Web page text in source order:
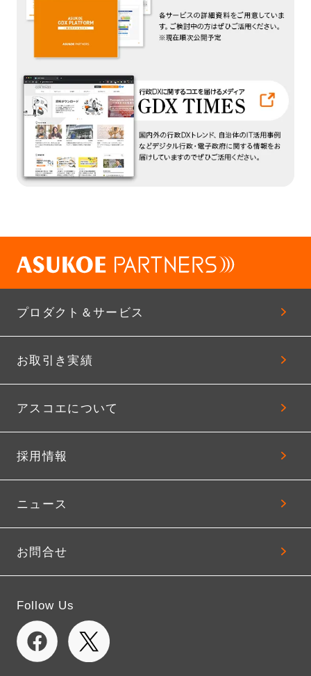
プロダクト＆サービス
お取引き実績
アスコエについて
採用情報
ニュース
お問合せ
Follow Us